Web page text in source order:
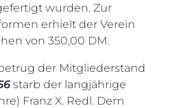
wurden. Zur
erhielt der Verein
von 350,00 DM.
der Mitgliederstand
starb der langjährige
Franz X. Redl. Dem